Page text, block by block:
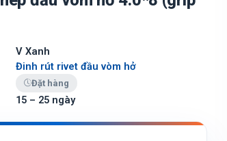
V Xanh
Đinh rút rivet đầu vòm hở
Đặt hàng
15 – 25 ngày